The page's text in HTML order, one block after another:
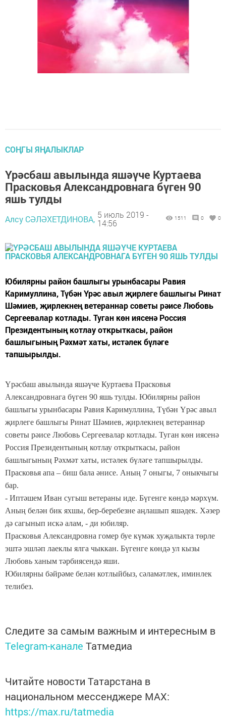
СОҢГЫ ЯҢАЛЫКЛАР
Үрәсбаш авылында яшәүче Куртаева
Прасковья Александровнага бүген 90
яшь тулды
Алсу СӘЛӘХЕТДИНОВА, 5 июль 2019 -
14:56
1511 0 0
Юбилярны район башлыгы урынбасары Равия
Каримуллина, Түбән Үрәс авыл җирлеге башлыгы Ринат
Шәмиев, җирлекнең ветераннар советы рәисе Любовь
Сергеевалар котлады. Туган көн иясенә Россия
Президентының котлау открыткасы, район
башлыгының Рәхмәт хаты, истәлек бүләге
тапшырылды.
Үрәсбаш авылында яшәүче Куртаева Прасковья
Александровнага бүген 90 яшь тулды. Юбилярны район
башлыгы урынбасары Равия Каримуллина, Түбән Үрәс авыл
җирлеге башлыгы Ринат Шәмиев, җирлекнең ветераннар
советы рәисе Любовь Сергеевалар котлады. Туган көн иясенә
Россия Президентының котлау открыткасы, район
башлыгының Рәхмәт хаты, истәлек бүләге тапшырылды.
Прасковья апа – биш бала әнисе. Аның 7 оныгы, 7 оныкчыгы
бар.
- Иптәшем Иван сугыш ветераны иде. Бүгенге көндә мәрхүм.
Аның белән бик яхшы, бер-беребезне аңлашып яшәдек. Хәзер
дә сагынып искә алам, - ди юбиляр.
Прасковья Александровна гомер буе күмәк хуҗалыкта төрле
эштә эшләп лаеклы ялга чыккан. Бүгенге көндә ул кызы
Любовь ханым тәрбиясендә яши.
Юбилярны бәйрәме белән котлыйбыз, сәламәтлек, иминлек
телибез.
Следите за самым важным и интересным в
Telegram-канале Татмедиа
Читайте новости Татарстана в
национальном мессенджере MАХ:
https://max.ru/tatmedia